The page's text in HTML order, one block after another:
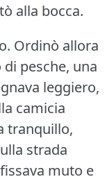
alla bocca.
Ordinò allora
pesche, una
leggiero,
camicia
tranquillo,
strada
muto e